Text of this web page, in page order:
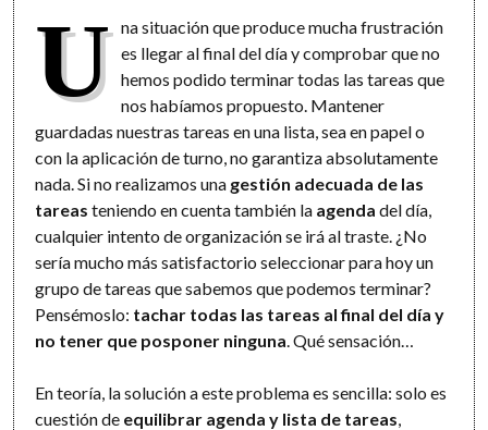
U na situación que produce mucha frustración
es llegar al final del día y comprobar que no
hemos podido terminar todas las tareas que
nos habíamos propuesto. Mantener
guardadas nuestras tareas en una lista, sea en papel o
con la aplicación de turno, no garantiza absolutamente
nada. Si no realizamos una gestión adecuada de las
tareas teniendo en cuenta también la agenda del día,
cualquier intento de organización se irá al traste. ¿No
sería mucho más satisfactorio seleccionar para hoy un
grupo de tareas que sabemos que podemos terminar?
Pensémoslo: tachar todas las tareas al final del día y
no tener que posponer ninguna . Qué sensación…
En teoría, la solución a este problema es sencilla: solo es
cuestión de equilibrar agenda y lista de tareas